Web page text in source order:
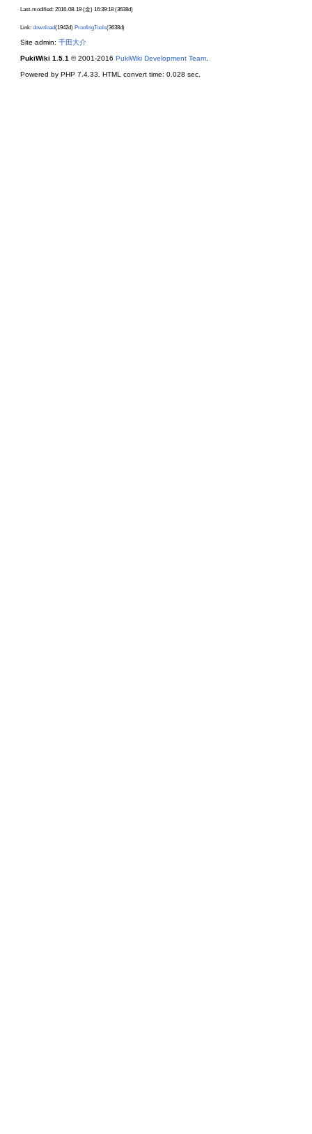
Last-modified: 2016-08-19 (金) 16:39:18 (3638d)
Link: download(1942d) ProofingTools(3638d)
Site admin: 千田大介
PukiWiki 1.5.1 © 2001-2016 PukiWiki Development Team
Powered by PHP 7.4.33. HTML convert time: 0.028 sec.